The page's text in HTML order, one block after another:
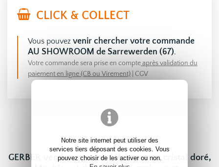
Notre site internet peut utiliser des
services tiers déposant des cookies. Vous
pouvez choisir de les activer ou non.
CLICK & COLLECT
Vous pouvez venir chercher votre commande
AU SHOWROOM de Sarrewerden (67).
Votre commande sera prise en compteaprès validation du
paiement en ligne (CB ou Virement) CGV
GERBER vend ce produit Mini vase en cristal doré,